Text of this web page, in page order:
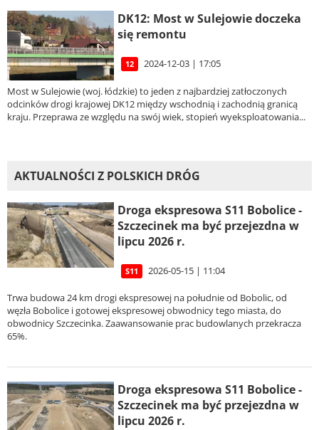
DK12: Most w Sulejowie doczeka
się remontu
12 2024-12-03 | 17:05
Most w Sulejowie (woj. łódzkie) to jeden z najbardziej zatłoczonych
odcinków drogi krajowej DK12 między wschodnią i zachodnią granicą
kraju. Przeprawa ze względu na swój wiek, stopień wyeksploatowania...
AKTUALNOŚCI Z POLSKICH DRÓG
Droga ekspresowa S11 Bobolice -
Szczecinek ma być przejezdna w
lipcu 2026 r.
S11 2026-05-15 | 11:04
Trwa budowa 24 km drogi ekspresowej na południe od Bobolic, od
węzła Bobolice i gotowej ekspresowej obwodnicy tego miasta, do
obwodnicy Szczecinka. Zaawansowanie prac budowlanych przekracza
65%.
Droga ekspresowa S11 Bobolice -
Szczecinek ma być przejezdna w
lipcu 2026 r.